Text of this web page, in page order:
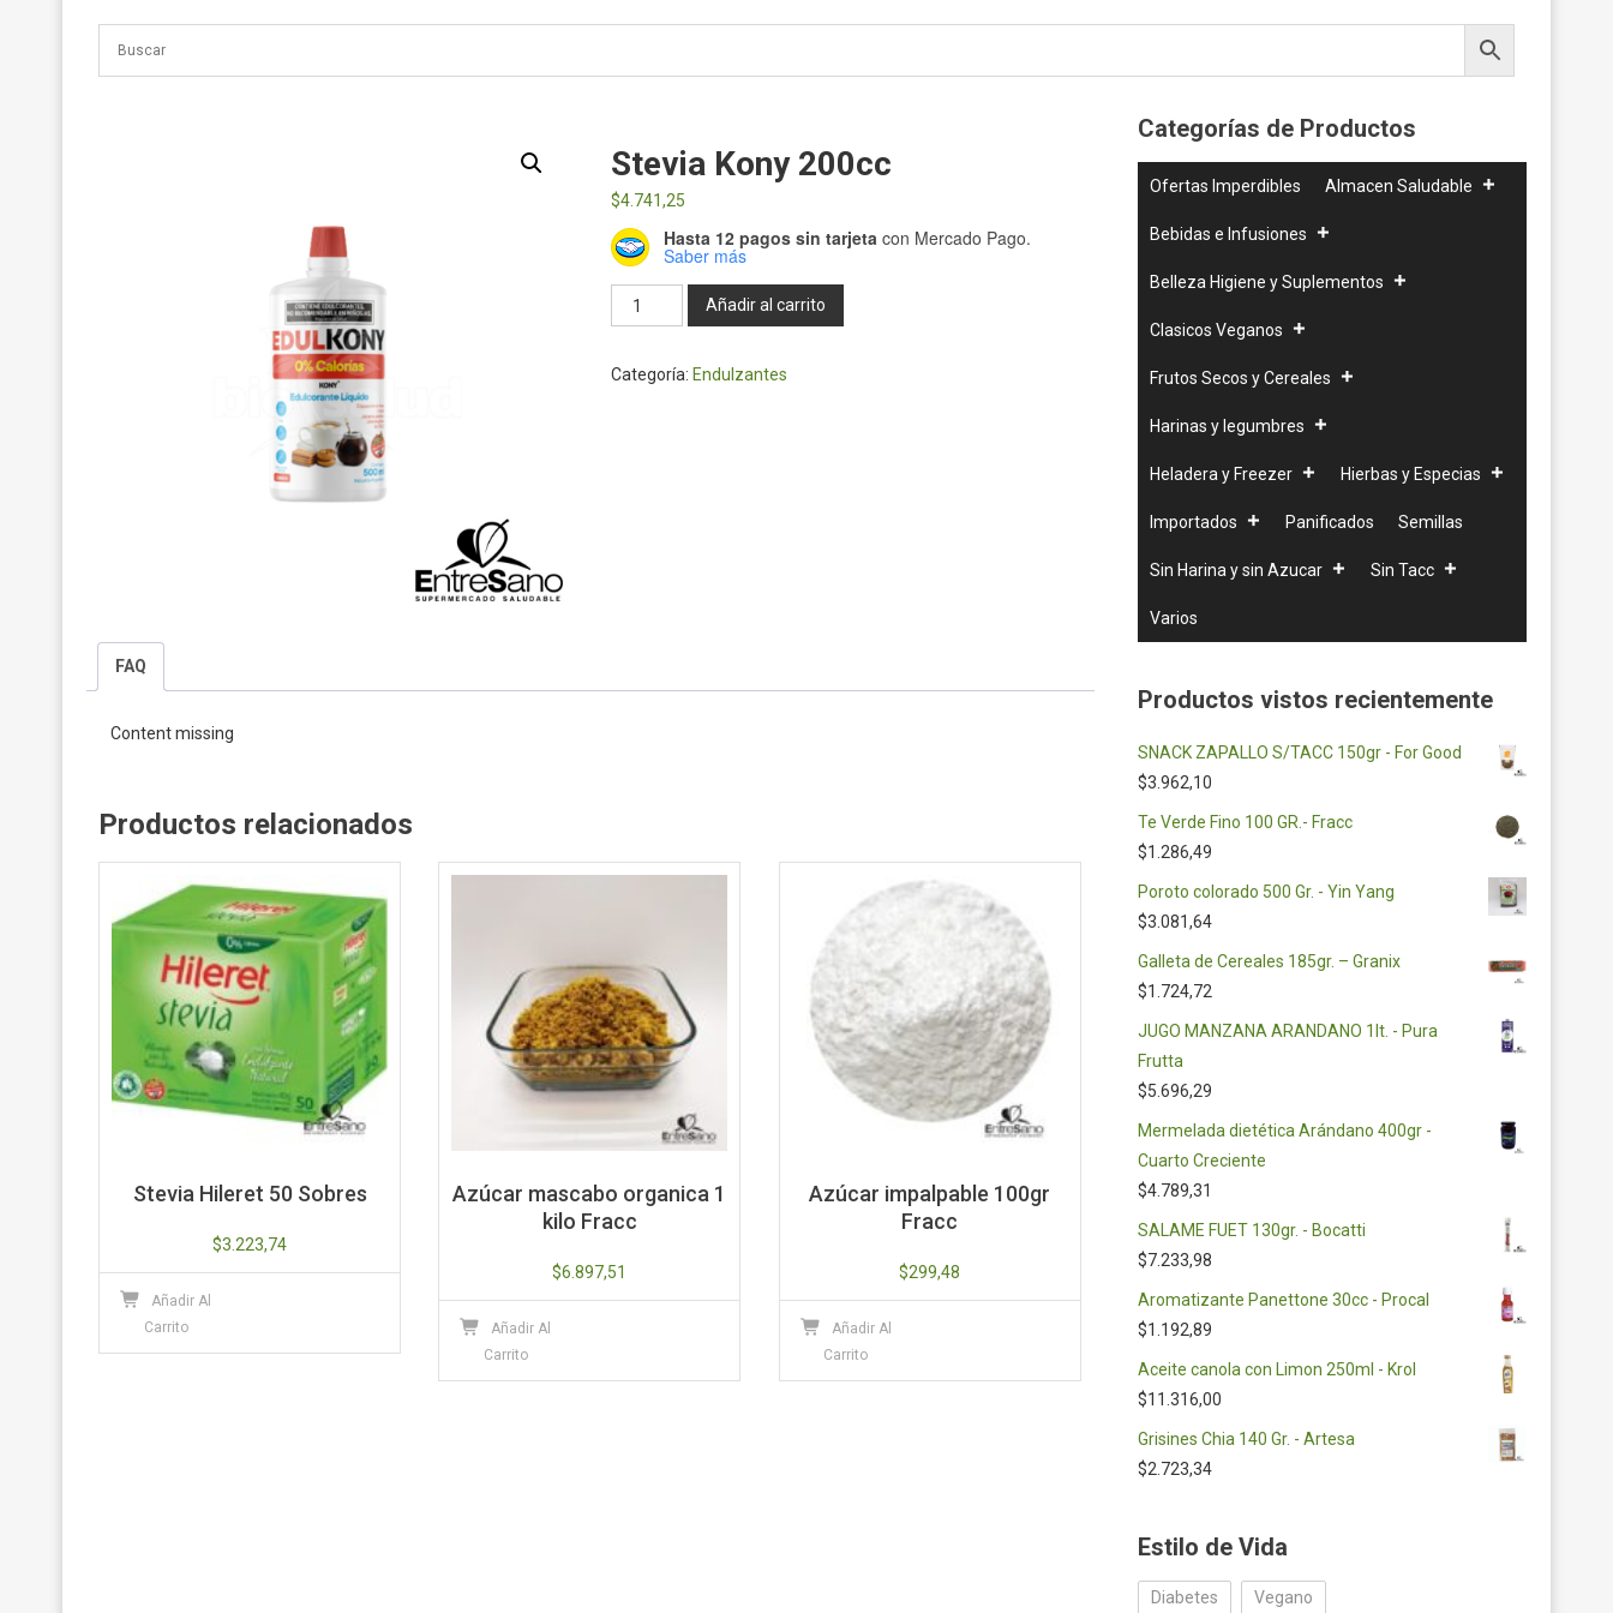
Stevia Kony 200cc
$4.741,25
Hasta 12 pagos sin tarjetacon Mercado Pago.
Saber más
Stevia
Kony
cantidad
Añadir al carrito
Categoría: Endulzantes
FAQ
Content missing
Productos relacionados
Stevia Hileret 50 Sobres
$3.223,74
Añadir Al
Carrito
Azúcar mascabo organica 1
kilo Fracc
$6.897,51
Añadir Al
Carrito
Azúcar impalpable 100gr
Fracc
$299,48
Añadir Al
Carrito
Categorías de Productos
Ofertas Imperdibles Almacen Saludable
Bebidas e Infusiones
Belleza Higiene y Suplementos
Clasicos Veganos
Frutos Secos y Cereales
Harinas y legumbres
Heladera y Freezer Hierbas y Especias
Importados Panificados Semillas
Sin Harina y sin Azucar Sin Tacc
Varios
Productos vistos recientemente
SNACK ZAPALLO S/TACC 150gr - For Good
$3.962,10
Te Verde Fino 100 GR.- Fracc
$1.286,49
Poroto colorado 500 Gr. - Yin Yang
$3.081,64
Galleta de Cereales 185gr. – Granix
$1.724,72
JUGO MANZANA ARANDANO 1lt. - Pura
Frutta
$5.696,29
Mermelada dietética Arándano 400gr -
Cuarto Creciente
$4.789,31
SALAME FUET 130gr. - Bocatti
$7.233,98
Aromatizante Panettone 30cc - Procal
$1.192,89
Aceite canola con Limon 250ml - Krol
$11.316,00
Grisines Chia 140 Gr. - Artesa
$2.723,34
Estilo de Vida
Diabetes Vegano